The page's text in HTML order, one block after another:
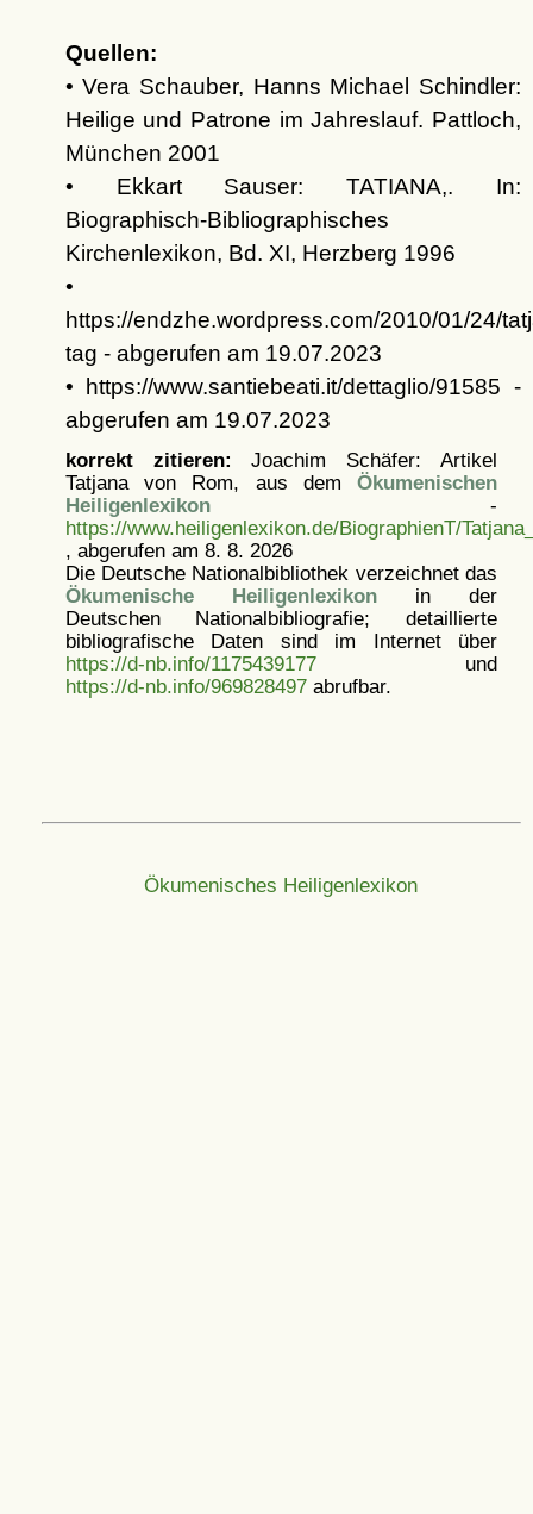
Quellen:
• Vera Schauber, Hanns Michael Schindler:
Heilige und Patrone im Jahreslauf. Pattloch,
München 2001
• Ekkart Sauser: TATIANA,. In:
Biographisch-Bibliographisches
Kirchenlexikon, Bd. XI, Herzberg 1996
•
https://endzhe.wordpress.com/2010/01/24/
tag - abgerufen am 19.07.2023
• https://www.santiebeati.it/dettaglio/91585 -
abgerufen am 19.07.2023
korrekt zitieren: Joachim Schäfer: Artikel
Tatjana von Rom, aus dem Ökumenischen
Heiligenlexikon-
https://www.heiligenlexikon.de/BiographienT/
, abgerufen am 8. 8. 2026
Die Deutsche Nationalbibliothek verzeichnet das
Ökumenische Heiligenlexikonin der
Deutschen Nationalbibliografie; detaillierte
bibliografische Daten sind im Internet über
https://d-nb.info/1175439177und
https://d-nb.info/969828497abrufbar.
Ökumenisches Heiligenlexikon